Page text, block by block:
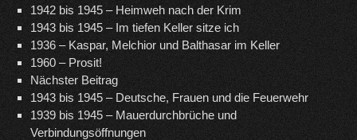
1942 bis 1945 – Heimweh nach der Krim
1943 bis 1945 – Im tiefen Keller sitze ich
1936 – Kaspar, Melchior und Balthasar im Keller
1960 – Prosit!
Nächster Beitrag
1943 bis 1945 – Deutsche, Frauen und die Feuerwehr
1939 bis 1945 – Mauerdurchbrüche und
Verbindungsöffnungen